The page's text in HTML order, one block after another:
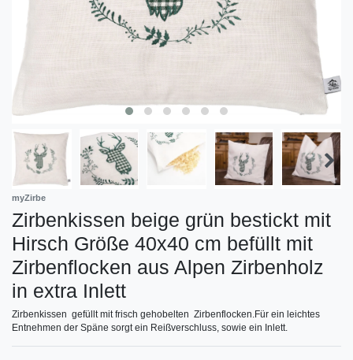
myZirbe
Zirbenkissen beige grün bestickt mit
Hirsch Größe 40x40 cm befüllt mit
Zirbenflocken aus Alpen Zirbenholz
in extra Inlett
Zirbenkissen gefüllt mit frisch gehobelten Zirbenflocken.Für ein leichtes
Entnehmen der Späne sorgt ein Reißverschluss, sowie ein Inlett.